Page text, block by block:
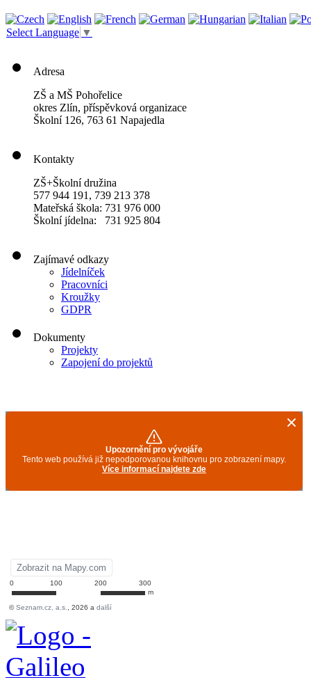
Select Language ▼
Adresa
ZŠ a MŠ Pohořelice
okres Zlín, příspěvková organizace
Školní 126, 763 61 Napajedla
Kontakty
ZŠ+Školní družina
577 944 191, 739 213 378
Mateřská škola: 731 976 000
Školní jídelna: 731 925 804
Zajímavé odkazy
Jídelníček
Pracovníci
Kroužky
GDPR
Dokumenty
Projekty
Zapojení do projektů